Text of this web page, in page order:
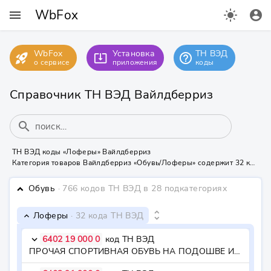
menu WbFox light_mode account_circle
rocket_launch WbFox
о сервисе system_update_alt Установка
приложения help_outline ТН ВЭД
коды
Справочник ТН ВЭД Вайлдберриз
search
ТН ВЭД коды «Лоферы» Вайлдберриз
Категория товаров Вайлдберриз «Обувь/Лоферы» содержит 32 кода ТН ВЭД
keyboard_arrow_down Обувь · 766 кодов ТН ВЭД в 28 подкатегориях
keyboard_arrow_down Лоферы · 32 кода ТН ВЭД unfold_more
keyboard_arrow_down 6402 19 000 0 код ТН ВЭД
ПРОЧАЯ СПОРТИВНАЯ ОБУВЬ НА ПОДОШВЕ И С ВЕРХОМ ИЗ РЕЗИНЫ ИЛИ ПЛАСТМАССЫ - - прочая